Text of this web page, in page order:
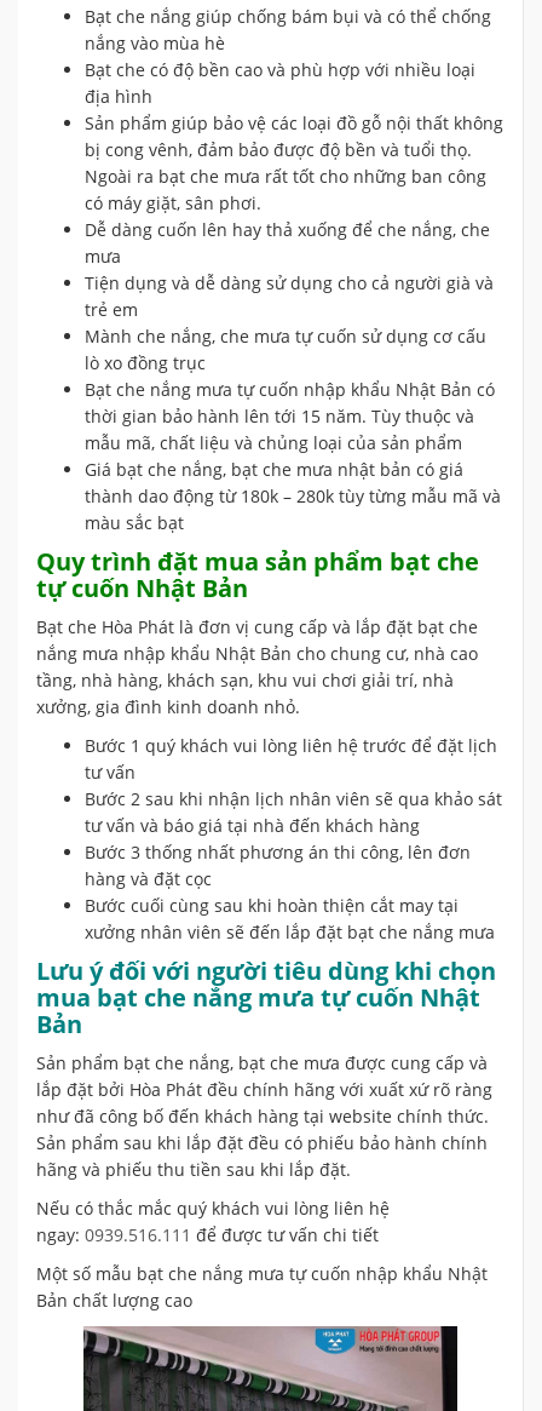
Bạt che nắng giúp chống bám bụi và có thể chống
nắng vào mùa hè
Bạt che có độ bền cao và phù hợp với nhiều loại
địa hình
Sản phẩm giúp bảo vệ các loại đồ gỗ nội thất không
bị cong vênh, đảm bảo được độ bền và tuổi thọ.
Ngoài ra bạt che mưa rất tốt cho những ban công
có máy giặt, sân phơi.
Dễ dàng cuốn lên hay thả xuống để che nắng, che
mưa
Tiện dụng và dễ dàng sử dụng cho cả người già và
trẻ em
Mành che nắng, che mưa tự cuốn sử dụng cơ cấu
lò xo đồng trục
Bạt che nắng mưa tự cuốn nhập khẩu Nhật Bản có
thời gian bảo hành lên tới 15 năm. Tùy thuộc và
mẫu mã, chất liệu và chủng loại của sản phẩm
Giá bạt che nắng, bạt che mưa nhật bản có giá
thành dao động từ 180k – 280k tùy từng mẫu mã và
màu sắc bạt
Quy trình đặt mua sản phẩm bạt che
tự cuốn Nhật Bản
Bạt che Hòa Phát là đơn vị cung cấp và lắp đặt bạt che
nắng mưa nhập khẩu Nhật Bản cho chung cư, nhà cao
tầng, nhà hàng, khách sạn, khu vui chơi giải trí, nhà
xưởng, gia đình kinh doanh nhỏ.
Bước 1 quý khách vui lòng liên hệ trước để đặt lịch
tư vấn
Bước 2 sau khi nhận lịch nhân viên sẽ qua khảo sát
tư vấn và báo giá tại nhà đến khách hàng
Bước 3 thống nhất phương án thi công, lên đơn
hàng và đặt cọc
Bước cuối cùng sau khi hoàn thiện cắt may tại
xưởng nhân viên sẽ đến lắp đặt bạt che nắng mưa
Lưu ý đối với người tiêu dùng khi chọn
mua bạt che nắng mưa tự cuốn Nhật
Bản
Sản phẩm bạt che nắng, bạt che mưa được cung cấp và
lắp đặt bởi Hòa Phát đều chính hãng với xuất xứ rõ ràng
như đã công bố đến khách hàng tại website chính thức.
Sản phẩm sau khi lắp đặt đều có phiếu bảo hành chính
hãng và phiếu thu tiền sau khi lắp đặt.
Nếu có thắc mắc quý khách vui lòng liên hệ
ngay: 0939.516.111 để được tư vấn chi tiết
Một số mẫu bạt che nắng mưa tự cuốn nhập khẩu Nhật
Bản chất lượng cao